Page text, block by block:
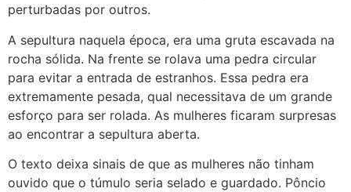
perturbadas por outros.
A sepultura naquela época, era uma gruta escavada na
rocha sólida. Na frente se rolava uma pedra circular
para evitar a entrada de estranhos. Essa pedra era
extremamente pesada, qual necessitava de um grande
esforço para ser rolada. As mulheres ficaram surpresas
ao encontrar a sepultura aberta.
O texto deixa sinais de que as mulheres não tinham
ouvido que o túmulo seria selado e guardado. Pôncio